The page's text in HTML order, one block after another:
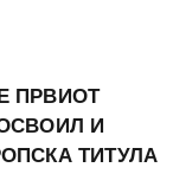
ПРВИОТ
И
ТИТУЛА